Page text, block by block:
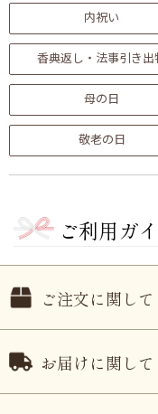
内祝い
香典返し・法事引き出
母の日
敬老の日
ご利用ガ
ご注文に関して
お届けに関して